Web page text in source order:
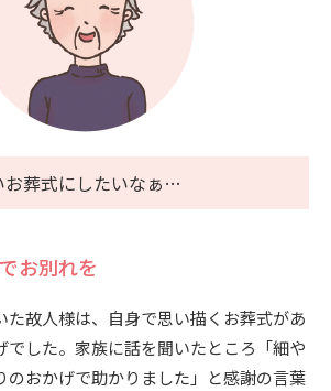
お葬式にしたいなぁ…
お別れを
た故人様は、自身で思い描くお葬式があ
でした。家族に話を聞いたところ「細や
のおかげで助かりました」と感謝の言葉